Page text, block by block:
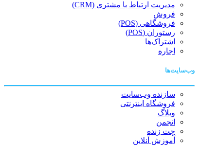
مدیریت ارتباط با مشتری (CRM)
فروش
فروشگاهی (POS)
رستوران (POS)
اشتراک‌ها
اجاره
وب‌سایت‌ها
سازنده وب‌سایت
فروشگاه اینترنتی
وبلاگ
انجمن
چت زنده
آموزش آنلاین